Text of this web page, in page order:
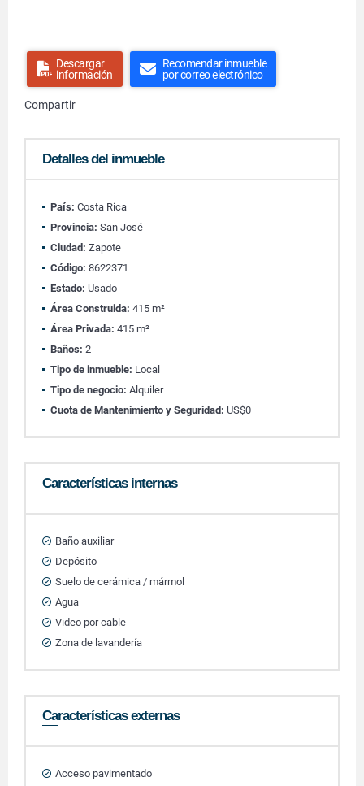
Descargar
información
Recomendar inmueble
por correo electrónico
Compartir
Detalles del inmueble
País: Costa Rica
Provincia: San José
Ciudad: Zapote
Código: 8622371
Estado: Usado
Área Construida: 415 m²
Área Privada: 415 m²
Baños: 2
Tipo de inmueble: Local
Tipo de negocio: Alquiler
Cuota de Mantenimiento y Seguridad: US$0
Características internas
Baño auxiliar
Depósito
Suelo de cerámica / mármol
Agua
Video por cable
Zona de lavandería
Características externas
Acceso pavimentado